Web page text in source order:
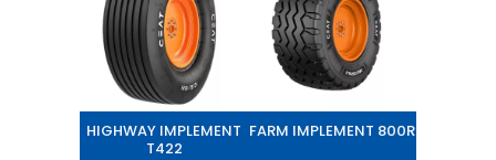
HIGHWAY IMPLEMENT
T422
FARM IMPLEMENT 800R